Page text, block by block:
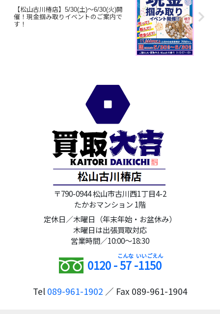
【松山古川椿店】5/30(土)～6/30(火)開
催！現金掴み取りイベントのご案内で
す！
〒790-0944 松山市古川西1丁目4-2
たかおマンション 1階
定休日／木曜日（年末年始・お盆休み）
木曜日は出張買取対応
営業時間／10:00～18:30
0120 -57-1150
Tel 089-961-1902 ／ Fax 089-961-1904